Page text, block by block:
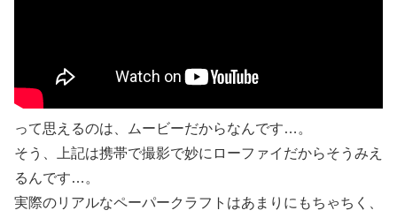
って思えるのは、ムービーだからなんです…。
そう、上記は携帯で撮影で妙にローファイだからそうみえ
るんです…。
実際のリアルなペーパークラフトはあまりにもちゃちく、